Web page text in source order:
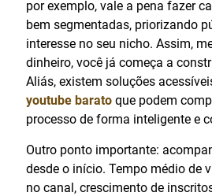
por exemplo, vale a pena fazer
bem segmentadas, priorizando
interesse no seu nicho. Assim,
dinheiro, você já começa a
Aliás, existem soluções
youtube barato que podem
processo de forma inteligente e
Outro ponto importante:
desde o início. Tempo médio de
no canal, crescimento de